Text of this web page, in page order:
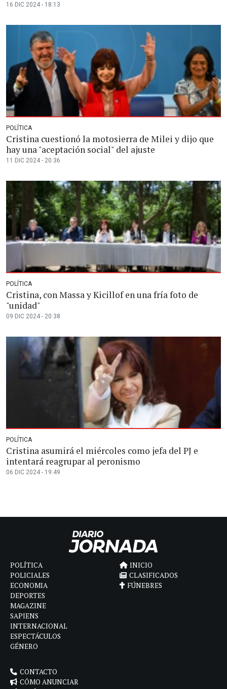
16 DIC 2024 - 18:13
POLÍTICA
Cristina cuestionó la motosierra de Milei y dijo que
hay una "aceptación social" del ajuste
11 DIC 2024 - 20:36
POLÍTICA
Cristina, con Massa y Kicillof en una fría foto de
"unidad"
09 DIC 2024 - 20:38
POLÍTICA
Cristina asumirá el miércoles como jefa del PJ e
intentará reagrupar al peronismo
06 DIC 2024 - 19:49
POLÍTICA
POLICIALES
ECONOMIA
DEPORTES
MAGAZINE
SAPIENS
INTERNACIONAL
ESPECTÁCULOS
GÉNERO
INICIO
CLASIFICADOS
FÚNEBRES
CONTACTO
CÓMO ANUNCIAR